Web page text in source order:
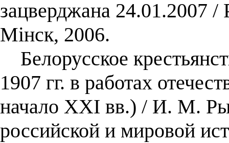
зацверджана 24.01.2007
Мінск, 2006.
Белорусское
1907 гг. в работах
начало XXI вв.) / И. М.
российской и мировой